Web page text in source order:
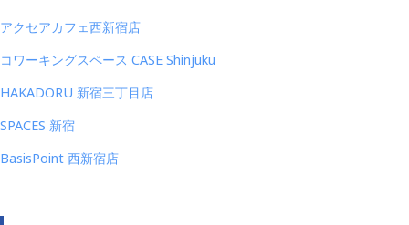
秘書サービス
メールボックスサービス
バイリンガルスタッフ
公式サイト
アクセアカフェ西新宿店
コワーキングスペース CASE Shinjuku
HAKADORU 新宿三丁目店
SPACES 新宿
BasisPoint 西新宿店